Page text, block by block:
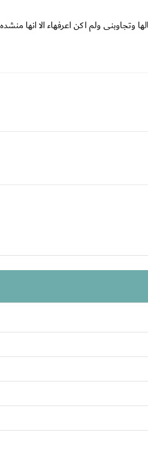
ولم اكن اعرفهاء الا انها